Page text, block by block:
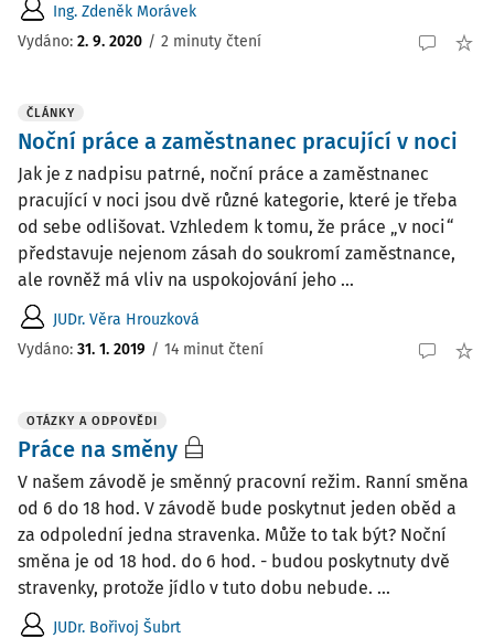
Ing. Zdeněk Morávek
Vydáno: 2. 9. 2020 / 2 minuty čtení
ČLÁNKY
Noční práce a zaměstnanec pracující v noci
Jak je z nadpisu patrné, noční práce a zaměstnanec
pracující v noci jsou dvě různé kategorie, které je třeba
od sebe odlišovat. Vzhledem k tomu, že práce „v noci“
představuje nejenom zásah do soukromí zaměstnance,
ale rovněž má vliv na uspokojování jeho ...
JUDr. Věra Hrouzková
Vydáno: 31. 1. 2019 / 14 minut čtení
OTÁZKY A ODPOVĚDI
Práce na směny
V našem závodě je směnný pracovní režim. Ranní směna
od 6 do 18 hod. V závodě bude poskytnut jeden oběd a
za odpolední jedna stravenka. Může to tak být? Noční
směna je od 18 hod. do 6 hod. - budou poskytnuty dvě
stravenky, protože jídlo v tuto dobu nebude. ...
JUDr. Bořivoj Šubrt